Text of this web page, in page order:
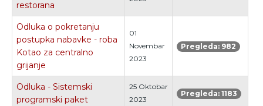
restorana
Odluka o pokretanju
postupka nabavke - roba
Kotao za centralno
grijanje
01
Novembar
2023
Pregleda: 982
Odluka - Sistemski
programski paket
25 Oktobar
2023
Pregleda: 1183